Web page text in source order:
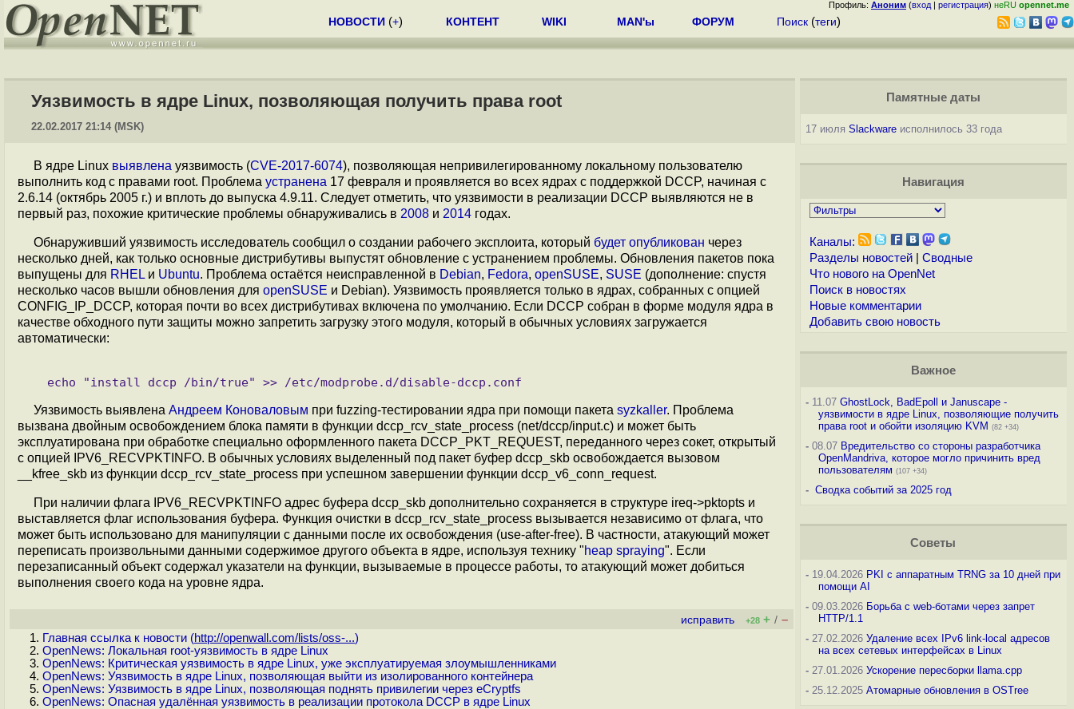
Профиль: Аноним (вход | регистрация) неRU opennet.me
НОВОСТИ (+) КОНТЕНТ WIKI MAN'ы ФОРУМ Поиск (теги)
Уязвимость в ядре Linux, позволяющая получить права root
22.02.2017 21:14 (MSK)
В ядре Linux выявлена уязвимость (CVE-2017-6074), позволяющая непривилегированному локальному пользователю
выполнить код с правами root. Проблема устранена 17 февраля и проявляется во всех ядрах с поддержкой DCCP, начиная с
2.6.14 (октябрь 2005 г.) и вплоть до выпуска 4.9.11. Следует отметить, что уязвимости в реализации DCCP выявляются не в
первый раз, похожие критические проблемы обнаруживались в 2008 и 2014 годах.
Обнаруживший уязвимость исследователь сообщил о создании рабочего эксплоита, который будет опубликован через
несколько дней, как только основные дистрибутивы выпустят обновление с устранением проблемы. Обновления пакетов пока
выпущены для RHEL и Ubuntu. Проблема остаётся неисправленной в Debian, Fedora, openSUSE, SUSE (дополнение: спустя
несколько часов вышли обновления для openSUSE и Debian). Уязвимость проявляется только в ядрах, собранных с опцией
CONFIG_IP_DCCP, которая почти во всех дистрибутивах включена по умолчанию. Если DCCP собран в форме модуля ядра в
качестве обходного пути защиты можно запретить загрузку этого модуля, который в обычных условиях загружается
автоматически:
Уязвимость выявлена Андреем Коноваловым при fuzzing-тестировании ядра при помощи пакета syzkaller. Проблема
вызвана двойным освобождением блока памяти в функции dccp_rcv_state_process (net/dccp/input.c) и может быть
эксплуатирована при обработке специально оформленного пакета DCCP_PKT_REQUEST, переданного через сокет, открытый
с опцией IPV6_RECVPKTINFO. В обычных условиях выделенный под пакет буфер dccp_skb освобождается вызовом
__kfree_skb из функции dccp_rcv_state_process при успешном завершении функции dccp_v6_conn_request.
При наличии флага IPV6_RECVPKTINFO адрес буфера dccp_skb дополнительно сохраняется в структуре ireq->pktopts и
выставляется флаг использования буфера. Функция очистки в dccp_rcv_state_process вызывается независимо от флага, что
может быть использовано для манипуляции с данными после их освобождения (use-after-free). В частности, атакующий может
переписать произвольными данными содержимое другого объекта в ядре, используя технику "heap spraying". Если
перезаписанный объект содержал указатели на функции, вызываемые в процессе работы, то атакующий может добиться
выполнения своего кода на уровне ядра.
исправить +28 + / –
Главная ссылка к новости (http://openwall.com/lists/oss-...)
OpenNews: Локальная root-уязвимость в ядре Linux
OpenNews: Критическая уязвимость в ядре Linux, уже эксплуатируемая злоумышленниками
OpenNews: Уязвимость в ядре Linux, позволяющая выйти из изолированного контейнера
OpenNews: Уязвимость в ядре Linux, позволяющая поднять привилегии через eCryptfs
OpenNews: Опасная удалённая уязвимость в реализации протокола DCCP в ядре Linux
Памятные даты
17 июля Slackwareисполнилось 33 года
Навигация
Каналы:
Разделы новостей| Сводные
Что нового на OpenNet
Поиск в новостях
Новые комментарии
Добавить свою новость
Важное
-11.07 GhostLock, BadEpoll и Januscape -
уязвимости в ядре Linux, позволяющие получить
права root и обойти изоляцию KVM (82 +34)
-08.07 Вредительство со стороны разработчика
OpenMandriva, которое могло причинить вред
пользователям (107 +34)
- Сводка событий за 2025 год
Советы
-19.04.2026 PKI с аппаратным TRNG за 10 дней при
помощи AI
-09.03.2026 Борьба с web-ботами через запрет
HTTP/1.1
-27.02.2026 Удаление всех IPv6 link-local адресов
на всех сетевых интерфейсах в Linux
-27.01.2026 Ускорение пересборки llama.cpp
-25.12.2025 Атомарные обновления в OSTree